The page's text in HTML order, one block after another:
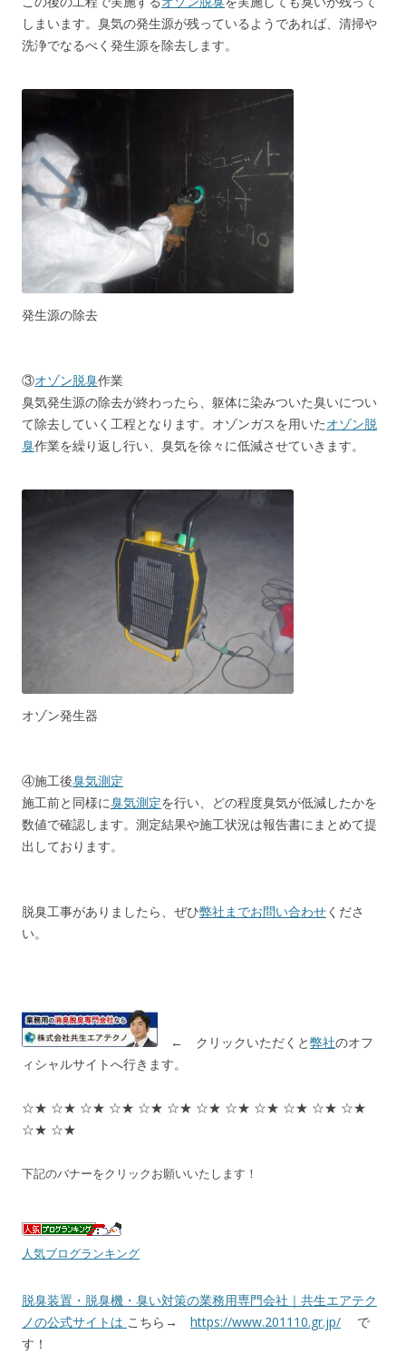
しまいます。臭気の発生源が残っているようであれば、清掃や
洗浄でなるべく発生源を除去します。
発生源の除去
③オゾン脱臭作業
臭気発生源の除去が終わったら、躯体に染みついた臭いについ
て除去していく工程となります。オゾンガスを用いたオゾン脱
臭作業を繰り返し行い、臭気を徐々に低減させていきます。
オゾン発生器
④施工後臭気測定
施工前と同様に臭気測定を行い、どの程度臭気が低減したかを
数値で確認します。測定結果や施工状況は報告書にまとめて提
出しております。
脱臭工事がありましたら、ぜひ弊社までお問い合わせくださ
い。
← クリックいただくと弊社のオフ
ィシャルサイトへ行きます。
☆★ ☆★ ☆★ ☆★ ☆★ ☆★ ☆★ ☆★ ☆★ ☆★ ☆★ ☆★
☆★ ☆★
下記のバナーをクリックお願いいたします！
人気ブログランキング
脱臭装置・脱臭機・臭い対策の業務用専門会社｜共生エアテク
ノの公式サイトは こちら→ https://www.201110.gr.jp/ で
す！